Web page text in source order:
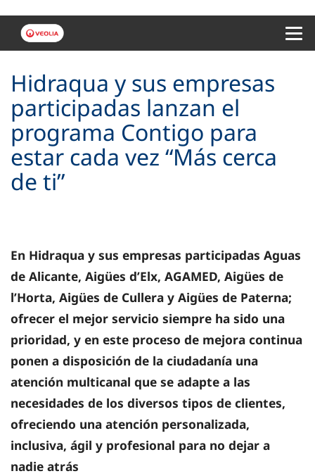
Hidraqua y sus empresas
participadas lanzan el
programa Contigo para
estar cada vez “Más cerca
de ti”
En Hidraqua y sus empresas participadas Aguas
de Alicante, Aigües d’Elx, AGAMED, Aigües de
l’Horta, Aigües de Cullera y Aigües de Paterna;
ofrecer el mejor servicio siempre ha sido una
prioridad, y en este proceso de mejora continua
ponen a disposición de la ciudadanía una
atención multicanal que se adapte a las
necesidades de los diversos tipos de clientes,
ofreciendo una atención personalizada,
inclusiva, ágil y profesional para no dejar a
nadie atrás